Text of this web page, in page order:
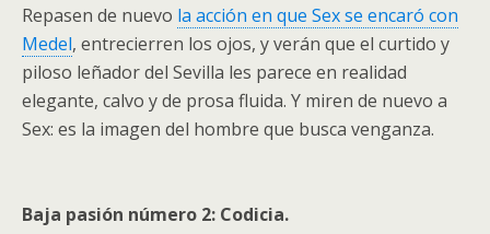
Repasen de nuevo la acción en que Sex se encaró con
Medel, entrecierren los ojos, y verán que el curtido y
piloso leñador del Sevilla les parece en realidad
elegante, calvo y de prosa fluida. Y miren de nuevo a
Sex: es la imagen del hombre que busca venganza.
Baja pasión número 2: Codicia.